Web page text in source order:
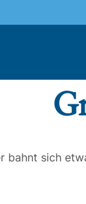
bahnt sich